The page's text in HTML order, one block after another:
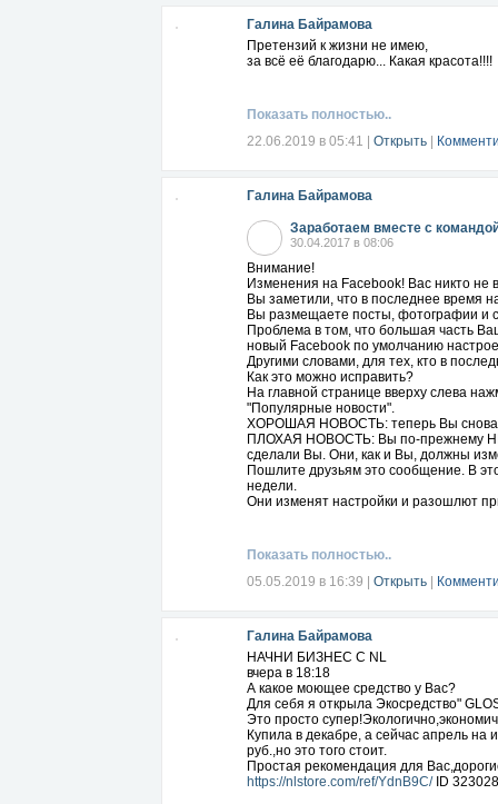
Галина Байрамова
Претензий к жизни не имею,
за всё её благодарю... Какая красота!!!!
Показать полностью..
22.06.2019 в 05:41
Открыть
Галина Байрамова
Заработаем вместе с
30.04.2017 в 08:06
Внимание!
Изменения на Facebook! Вас никто не
Вы заметили, что в последнее время
Вы размещаете посты, фотографии и
Проблема в том, что большая часть
новый Facebook по умолчанию
Другими словами, для тех, кто в
Как это можно исправить?
На главной странице вверху слева
"Популярные новости".
ХОРОШАЯ НОВОСТЬ: теперь Вы снова
ПЛОХАЯ НОВОСТЬ: Вы по-прежнему
сделали Вы. Они, как и Вы, должны
Пошлите друзьям это сообщение. В
недели.
Они изменят настройки и разошлют
Показать полностью..
05.05.2019 в 16:39
Открыть
Галина Байрамова
НАЧНИ БИЗНЕС С NL
вчера в 18:18
А какое моющее средство у Вас?
Для себя я открыла Экосредство"
Это просто
Купила в декабре, а сейчас апрель
руб.,но это того стоит.
Простая рекомендация для
https://nlstore.com/ref/YdnB9C/ID